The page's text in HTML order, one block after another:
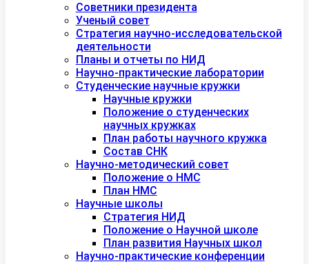
Советники президента
Ученый совет
Стратегия научно-исследовательской
деятельности
Планы и отчеты по НИД
Научно-практические лаборатории
Студенческие научные кружки
Научные кружки
Положение о студенческих
научных кружках
План работы научного кружка
Состав СНК
Научно-методический совет
Положение о НМС
План НМС
Научные школы
Стратегия НИД
Положение о Научной школе
План развития Научных школ
Научно-практические конференции